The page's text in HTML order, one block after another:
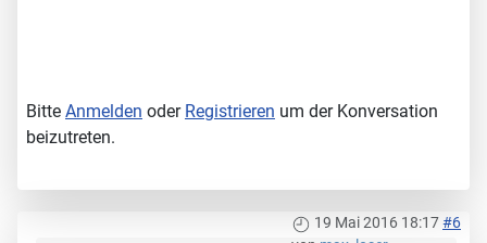
Bitte Anmelden oder Registrieren um der Konversation
beizutreten.
19 Mai 2016 18:17#6